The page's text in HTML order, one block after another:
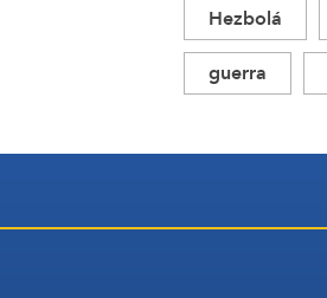
Hezbolá
guerra